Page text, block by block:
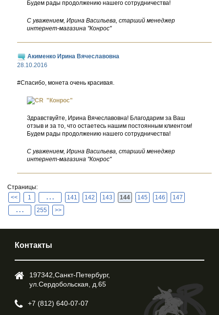
Будем рады продолжению нашего сотрудничества!
С уважением, Ирина Васильева, старший менеджер
интернет-магазина "Конрос"
Акименко Ирина Вячеславовна
28.10.2016
#Спасибо, монета очень красивая.
"Конрос"
Здравствуйте, Ирина Вячеславовна! Благодарим за Ваш
отзыв и за то, что остаетесь нашим постоянным клиентом!
Будем рады продолжению нашего сотрудничества!
С уважением, Ирина Васильева, старший менеджер
интернет-магазина "Конрос"
Страницы:
<<
1 . . . 141 142 143 144 145 146
147
. . .
255 >>
Контакты
197342,Cанкт-Петербург,
ул.Cердобольская, д.65
+7 (812) 640-07-07